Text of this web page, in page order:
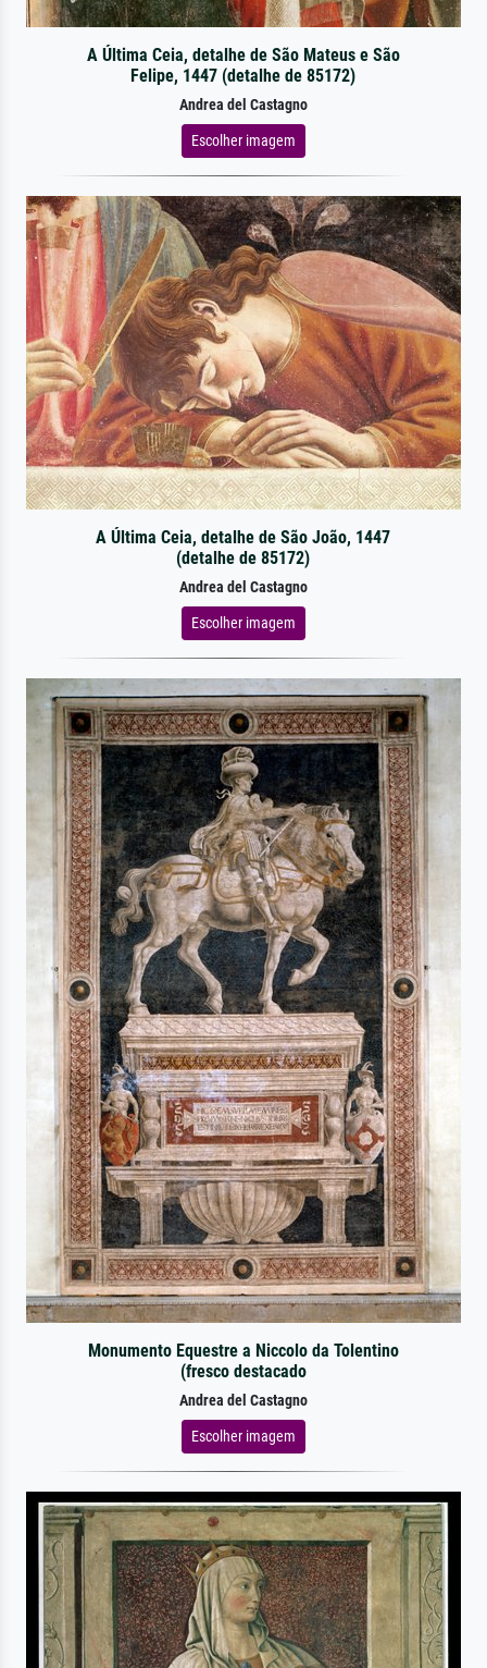
A Última Ceia, detalhe de São Mateus e São
Felipe, 1447 (detalhe de 85172)
Andrea del Castagno
Escolher imagem
A Última Ceia, detalhe de São João, 1447
(detalhe de 85172)
Andrea del Castagno
Escolher imagem
Monumento Equestre a Niccolo da Tolentino
(fresco destacado
Andrea del Castagno
Escolher imagem